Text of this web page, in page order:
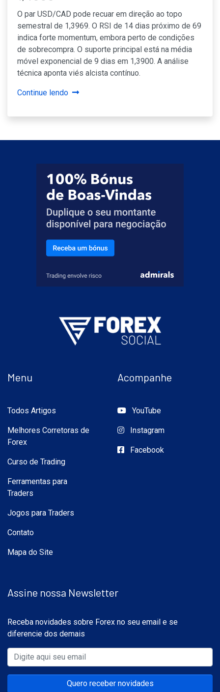
O par USD/CAD pode recuar em direção ao topo
semestral de 1,3969. O RSI de 14 dias próximo de 69
indica forte momentum, embora perto de condições
de sobrecompra. O suporte principal está na média
móvel exponencial de 9 dias em 1,3900. A análise
técnica aponta viés alcista contínuo.
Continue lendo
Menu
Todos Artigos
Melhores Corretoras de
Forex
Curso de Trading
Ferramentas para
Traders
Jogos para Traders
Contato
Mapa do Site
Acompanhe
YouTube
Instagram
Facebook
Assine nossa Newsletter
Receba novidades sobre Forex no seu email e se
diferencie dos demais
Quero receber novidades